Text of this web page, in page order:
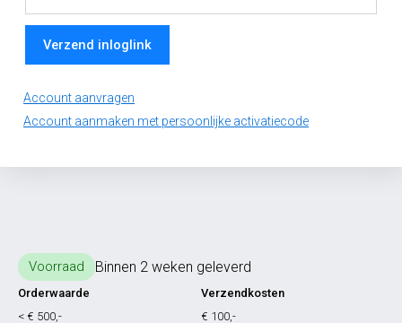
Verzend inloglink
Account aanvragen
Account aanmaken met persoonlijke activatiecode
Voorraad Binnen 2 weken geleverd
Orderwaarde
Verzendkosten
< € 500,-
€ 100,-